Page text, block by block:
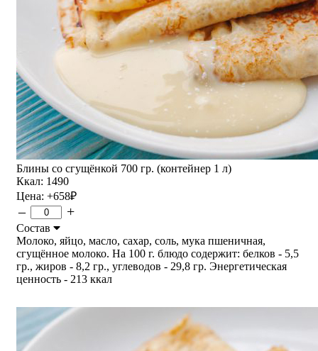
Блины со сгущёнкой 700 гр. (контейнер 1 л)
Ккал: 1490
Цена: +658₽
– +
Состав
Молоко, яйцо, масло, сахар, соль, мука пшеничная,
сгущённое молоко. На 100 г. блюдо содержит: белков - 5,5
гр., жиров - 8,2 гр., углеводов - 29,8 гр. Энергетическая
ценность - 213 ккал